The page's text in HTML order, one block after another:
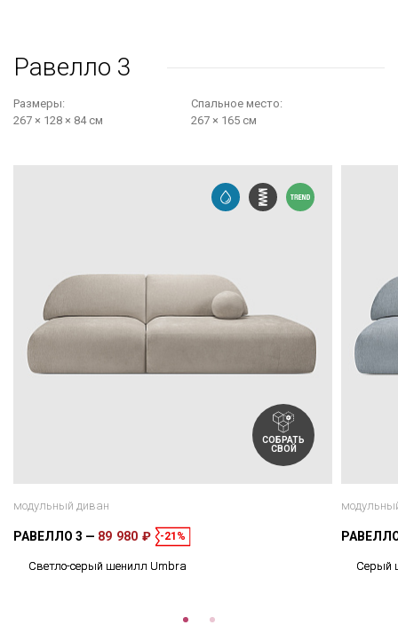
Равелло 3
Размеры:
267 × 128 × 84 см
Cпальное место:
267 × 165 см
СОБРАТЬ
СВОЙ
модульный диван
РАВЕЛЛО 3 89 980 ₽ -21%
Светло-серый шенилл Umbra Cерый